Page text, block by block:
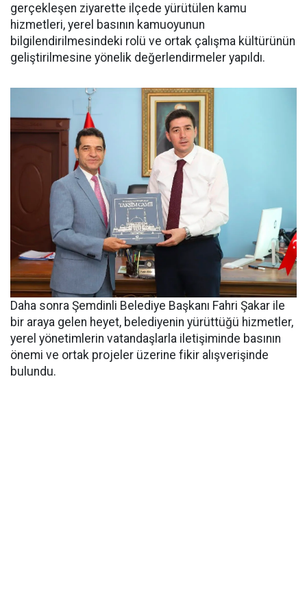
gerçekleşen ziyarette ilçede yürütülen kamu
hizmetleri, yerel basının kamuoyunun
bilgilendirilmesindeki rolü ve ortak çalışma kültürünün
geliştirilmesine yönelik değerlendirmeler yapıldı.
Daha sonra Şemdinli Belediye Başkanı Fahri Şakar ile
bir araya gelen heyet, belediyenin yürüttüğü hizmetler,
yerel yönetimlerin vatandaşlarla iletişiminde basının
önemi ve ortak projeler üzerine fikir alışverişinde
bulundu.